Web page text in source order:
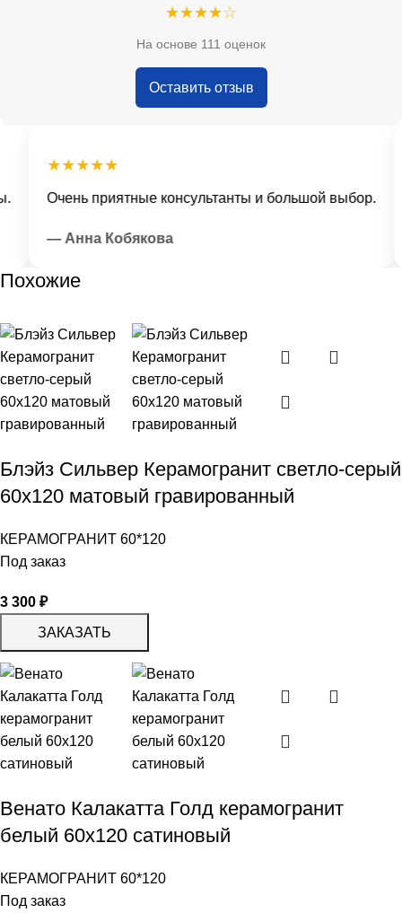
★★★★☆
На основе 111 оценок
Оставить отзыв
★★★★★
Очень приятные консультанты и большой выбор.
— Анна Кобякова
Похожие
Блэйз Сильвер Керамогранит светло-серый
60х120 матовый гравированный
КЕРАМОГРАНИТ 60*120
Под заказ
3 300 ₽
ЗАКАЗАТЬ
Венато Калакатта Голд керамогранит
белый 60х120 сатиновый
КЕРАМОГРАНИТ 60*120
Под заказ